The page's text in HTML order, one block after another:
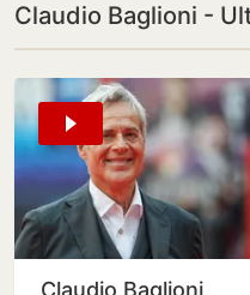
Claudio Baglioni -
Claudio Baglioni